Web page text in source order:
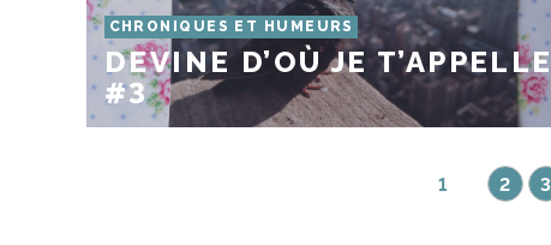
CHRONIQUES ET HUMEURS
DEVINE D’OÙ JE T’APPELLE
#3
1 2 3